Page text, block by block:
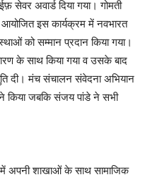
अवार्ड दिया गया। गोमती
आयोजित इस कार्यक्रम में नवभारत
को सम्मान प्रदान किया गया।
के साथ किया गया व उसके बाद
दी। मंच संचालन संवेदना अभियान
किया जबकि संजय पांडे ने सभी
अपनी शाखाओं के साथ सामाजिक